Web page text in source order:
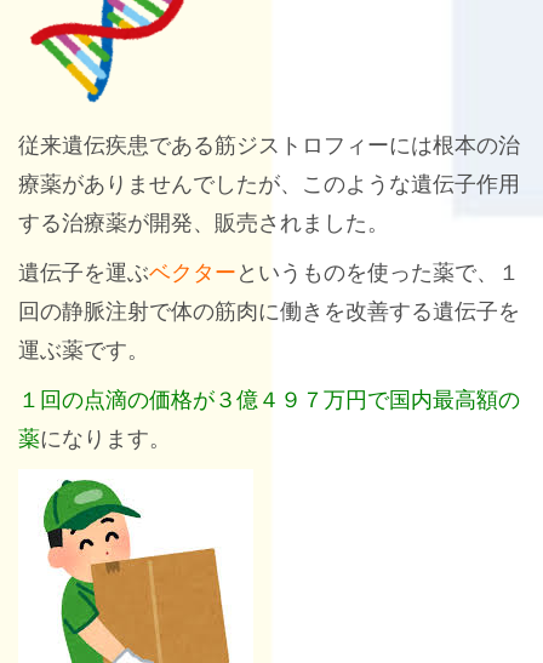
従来遺伝疾患である筋ジストロフィーには根本の治
療薬がありませんでしたが、このような遺伝子作用
する治療薬が開発、販売されました。
遺伝子を運ぶベクターというものを使った薬で、１
回の静脈注射で体の筋肉に働きを改善する遺伝子を
運ぶ薬です。
１回の点滴の価格が３億４９７万円で国内最高額の
薬になります。